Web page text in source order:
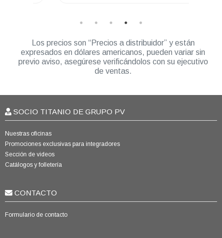
Los precios son “Precios a distribuidor” y están
expresados en dólares americanos, pueden variar sin
previo aviso, asegúrese verificándolos con su ejecutivo
de ventas.
SOCIO TITANIO DE GRUPO PV
Nuestras oficinas
Promociones exclusivas para integradores
Sección de videos
Catálogos y folletería
CONTACTO
Formulario de contacto